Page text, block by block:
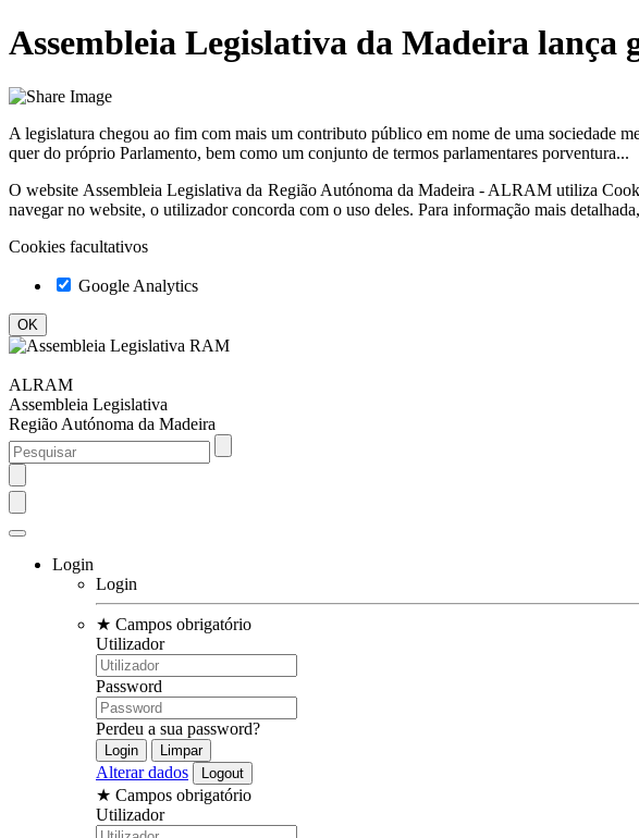
Assembleia Legislativa da Madeira
A legislatura chegou ao fim com mais um contributo público em nome de uma sociedade
quer do próprio Parlamento, bem como um conjunto de termos parlamentares porventura...
O website Assembleia Legislativa da Região Autónoma da Madeira - ALRAM utiliza
navegar no website, o utilizador concorda com o uso deles. Para informação mais
Cookies facultativos
Google Analytics
ALRAM
Assembleia Legislativa
Região Autónoma da Madeira
Login
Login
★ Campos obrigatório
Utilizador
Password
Perdeu a sua password?
Alterar dados
★ Campos obrigatório
Utilizador